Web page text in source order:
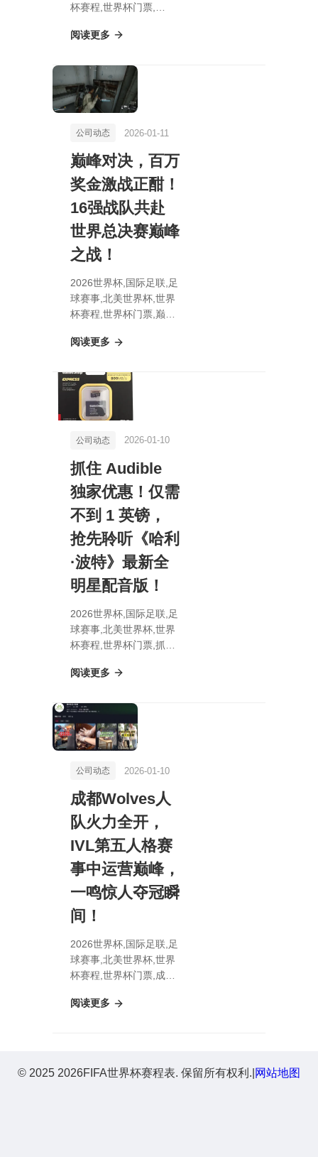
杯赛程,世界杯门票,
米基·洛克面临驱逐危
《钢铁侠2》影星守护温
馨家园》
阅读更多
公司动态 2026-01-11
巅峰对决，百万
奖金激战正酣！
16强战队共赴
世界总决赛巅峰
之战！
2026世界杯,国际足联,足
球赛事,北美世界杯,世界
杯赛程,世界杯门票,巅峰
酣！16强战队共赴世界
阅读更多
公司动态 2026-01-10
抓住 Audible
独家优惠！仅需
不到 1 英镑，
抢先聆听《哈利
·波特》最新全
明星配音版！
2026世界杯,国际足联,足
球赛事,北美世界杯,世界
杯赛程,世界杯门票,抓住
不到 1 英镑，抢先聆听
星配音版！
阅读更多
公司动态 2026-01-10
成都Wolves人
队火力全开，
IVL第五人格赛
事中运营巅峰，
一鸣惊人夺冠瞬
间！
2026世界杯,国际足联,足
球赛事,北美世界杯,世界
杯赛程,世界杯门票,成都
IVL第五人格赛事中运营
阅读更多
© 2025 2026FIFA世界杯赛程表. 保留所有权利. 网站地图